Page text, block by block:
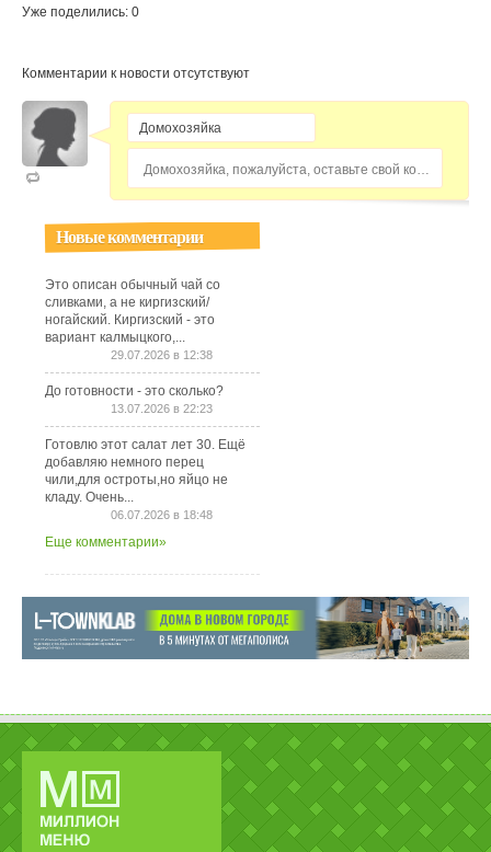
Уже поделились: 0
Комментарии к новости отсутствуют
Домохозяйка, пожалуйста, оставьте свой комментарий...
Новые комментарии
Это описан обычный чай со
сливками, а не киргизский/
ногайский. Киргизский - это
вариант калмыцкого,...
29.07.2026 в 12:38
До готовности - это сколько?
13.07.2026 в 22:23
Готовлю этот салат лет 30. Ещё
добавляю немного перец
чили,для остроты,но яйцо не
кладу. Очень...
06.07.2026 в 18:48
Еще комментарии»